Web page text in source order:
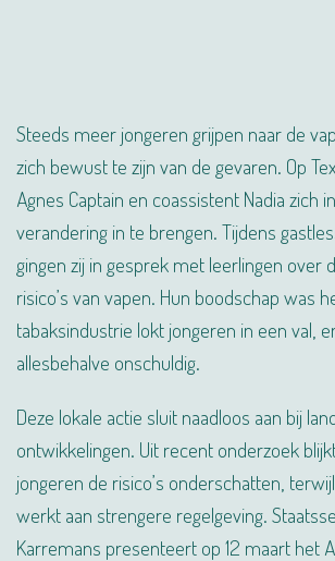
Steeds meer jongeren grijpen naar de
zich bewust te zijn van de gevaren. Op
Agnes Captain en coassistent Nadia zich
verandering in te brengen. Tijdens
gingen zij in gesprek met leerlingen over
risico’s van vapen. Hun boodschap was
tabaksindustrie lokt jongeren in een val,
allesbehalve onschuldig.
Deze lokale actie sluit naadloos aan bij
ontwikkelingen. Uit recent onderzoek
jongeren de risico’s onderschatten,
werkt aan strengere regelgeving.
Karremans presenteert op 12 maart het